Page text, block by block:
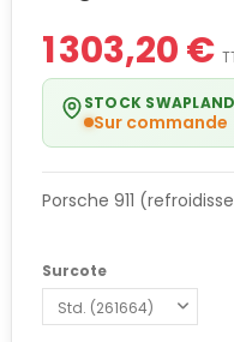
1 303,20 €
STOCK
Sur commande
Porsche 911
Surcote